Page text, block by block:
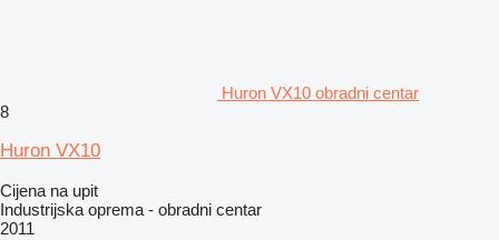
Huron VX10 obradni centar
8
Huron VX10
Cijena na upit
Industrijska oprema - obradni centar
2011